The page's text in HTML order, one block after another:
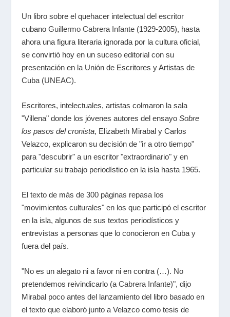
Un libro sobre el quehacer intelectual del escritor
cubanoGuillermo Cabrera Infante (1929-2005), hasta
ahora una figura literaria ignorada por la cultura oficial,
se convirtió hoy en un suceso editorial con su
presentación en la Unión de Escritores y Artistas de
Cuba (UNEAC).
Escritores, intelectuales, artistas colmaron la sala
"Villena" donde los jóvenes autores del ensayoSobre
los pasos del cronista, Elizabeth Mirabal y Carlos
Velazco, explicaron su decisión de "ir a otro tiempo"
para "descubrir" a un escritor "extraordinario" y en
particular su trabajo periodístico en la isla hasta 1965.
El texto de más de 300 páginas repasa los
"movimientos culturales" en los que participó el escritor
en la isla, algunos de sus textos periodísticos y
entrevistas a personas que lo conocieron en Cuba y
fuera del país.
"No es un alegato ni a favor ni en contra (…). No
pretendemos reivindicarlo (aCabrera Infante)", dijo
Mirabal poco antes del lanzamiento del libro basado en
el texto que elaboró junto a Velazco como tesis de